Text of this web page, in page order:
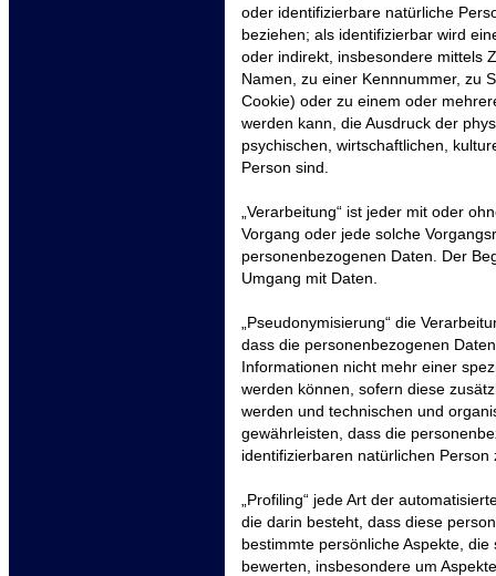
oder identifizierbare natürliche
beziehen; als identifizierbar wird
oder indirekt, insbesondere mittels
Namen, zu einer Kennnummer, zu
Cookie) oder zu einem oder
werden kann, die Ausdruck der
psychischen, wirtschaftlichen,
Person sind.
„Verarbeitung“ ist jeder mit oder
Vorgang oder jede solche
personenbezogenen Daten. Der
Umgang mit Daten.
„Pseudonymisierung“ die
dass die personenbezogenen
Informationen nicht mehr einer
werden können, sofern diese
werden und technischen und
gewährleisten, dass die
identifizierbaren natürlichen Person
„Profiling“ jede Art der
die darin besteht, dass diese
bestimmte persönliche Aspekte,
bewerten, insbesondere um